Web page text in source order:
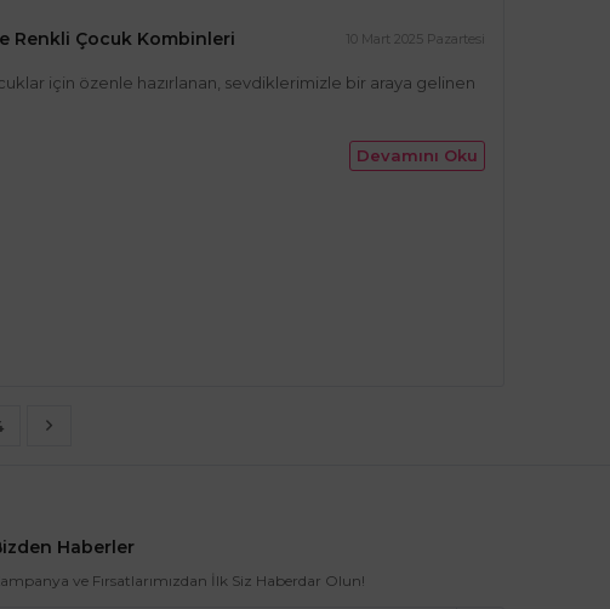
Renkli Çocuk Kombinleri 10 Mart 2025 Pazartesi
için özenle hazırlanan, sevdiklerimizle bir araya gelinen
Devamını Oku
Haberler
ve Fırsatlarımızdan İlk Siz Haberdar Olun!